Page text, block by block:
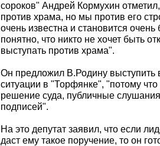
сороков" Андрей Кормухин
против храма, но мы против его
очень известна и становится
понятно, что никто не хочет быть
выступать против храма".
Он предложил В.Родину выступить
ситуации в "Торфянке", "потому
решение суда, публичные
подписей".
На это депутат заявил, что если
даст ему такое поручение, то он